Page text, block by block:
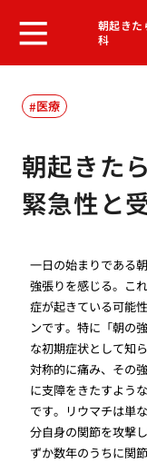
朝起きた
科
医療
朝起きた
緊急性と
一日の始まりである
強張りを感じる。こ
症が起きている可能
ンです。特に「朝の
な初期症状として知
対称的に痛み、その
に支障をきたすよう
です。リウマチは単
分自身の関節を攻撃
ずか数年のうちに関